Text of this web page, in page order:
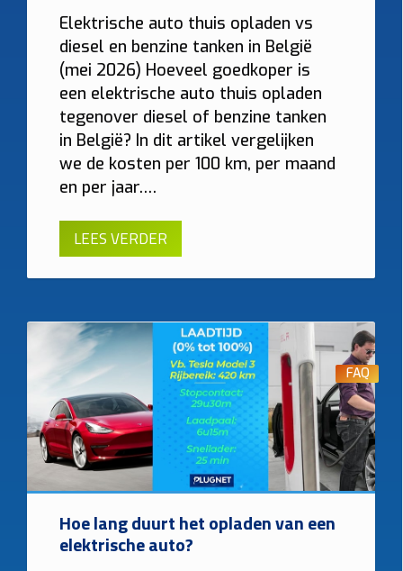
Elektrische auto thuis opladen vs
diesel en benzine tanken in België
(mei 2026) Hoeveel goedkoper is
een elektrische auto thuis opladen
tegenover diesel of benzine tanken
in België? In dit artikel vergelijken
we de kosten per 100 km, per maand
en per jaar.…
LEES VERDER
FAQ
Hoe lang duurt het opladen van een
elektrische auto?